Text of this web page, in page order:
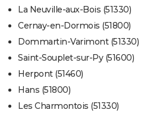
La Neuville-aux-Bois (51330)
Cernay-en-Dormois (51800)
Dommartin-Varimont (51330)
Saint-Souplet-sur-Py (51600)
Herpont (51460)
Hans (51800)
Les Charmontois (51330)